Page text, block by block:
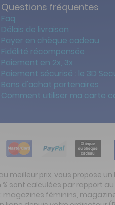
Questions fréquentes
Faq
Délais de livraison
Payer en chèque cadeau
Fidélité récompensée
Paiement en 2x, 3x
Paiement sécurisé : le 3D
Bons d'achat partenaires
Comment utiliser ma carte
meilleur prix, vous propose
sont calculées par rapport
magazines féminins,